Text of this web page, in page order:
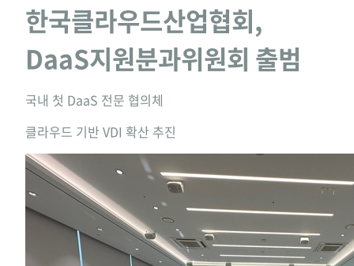
한국클라우드산업협회,
DaaS지원분과위원회 출범
국내 첫 DaaS 전문 협의체
클라우드 기반 VDI 확산 추진